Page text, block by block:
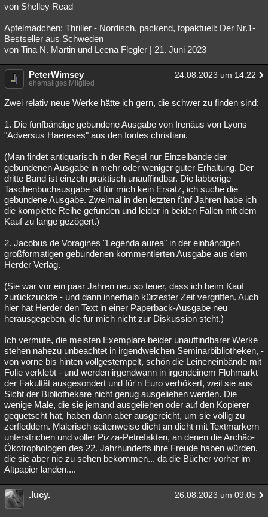
von Shelley Read
Apfelmädchen: Thriller - Nordisch, packend, topaktuell: Der Nr.1-
Bestseller aus Schweden
von Tina N. Martin und Leena Flegler | 21. Juni 2023
PeterWimsey 24.08.2023 um 14:22
ehemaliges Mitglied
Zwei relativ neue Werke hätte ich gern, die schwer zu finden sind:
1. Die fünfbändige gebundene Ausgabe von Irenäus von Lyons
"Adversus Haereses" aus den fontes christiani.
(Man findet antiquarisch in der Regel nur Einzelbände der
gebundenen Ausgabe in mehr oder weniger guter Erhaltung. Der
dritte Band ist einzeln praktisch unauffindbar. Die labberige
Taschenbuchausgabe ist für mich kein Ersatz, ich suche die
gebundene Ausgabe. Zweimal in den letzten fünf Jahren habe ich
die komplette Reihe gefunden und leider in beiden Fällen mit dem
Kauf zu lange gezögert.)
2. Jacobus de Voragines "Legenda aurea" in der einbändigen
großformatigen gebundenen kommentierten Ausgabe aus dem
Herder Verlag.
(Sie war vor ein paar Jahren neu so teuer, dass ich beim Kauf
zurückzuckte - und dann innerhalb kürzester Zeit vergriffen. Auch
hier hat Herder den Text in einer Paperback-Ausgabe neu
herausgegeben, die für mich nicht zur Diskussion steht.)
Ich vermute, die meisten Exemplare beider unauffindbarer Werke
stehen nahezu unbeachtet in irgendwelchen Seminarbibliotheken, -
von vorne bis hinten vollgestempelt, schön die Leineneinbände mit
Folie verklebt - und werden irgendwann in irgendeinem Flohmarkt
der Fakultät ausgesondert und für'n Euro verhökert, weil sie aus
Sicht der Bibliothekare nicht genug ausgeliehen werden. Die
wenige Male, die sie jemand ausgeliehen oder auf den Kopierer
gequetscht hat, haben dann aber ausgereicht, um sie völlig zu
zerfleddern. Malerisch seitenweise dicht an dicht mit Textmarkern
unterstrichen und voller Pizza-Petrefakten, an denen die Archäo-
Ökotrophologen des 22. Jahrhunderts ihre Freude haben würden,
die sie aber nie zu sehen bekommen... da die Bücher vorher im
Altpapier landen....
.lucy. 26.08.2023 um 09:05